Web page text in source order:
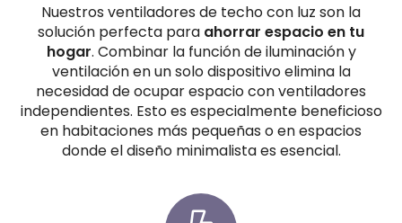
Nuestros ventiladores de techo con luz son la
solución perfecta para ahorrar espacio en tu
hogar. Combinar la función de iluminación y
ventilación en un solo dispositivo elimina la
necesidad de ocupar espacio con ventiladores
independientes. Esto es especialmente beneficioso
en habitaciones más pequeñas o en espacios
donde el diseño minimalista es esencial.